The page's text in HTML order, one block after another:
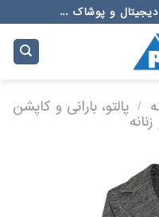
و پوشاک ...
/ پالتو، بارانی و کاپشن
زنانه